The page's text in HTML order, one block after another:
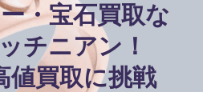
・宝石買取な
チニアン！
値買取に挑戦